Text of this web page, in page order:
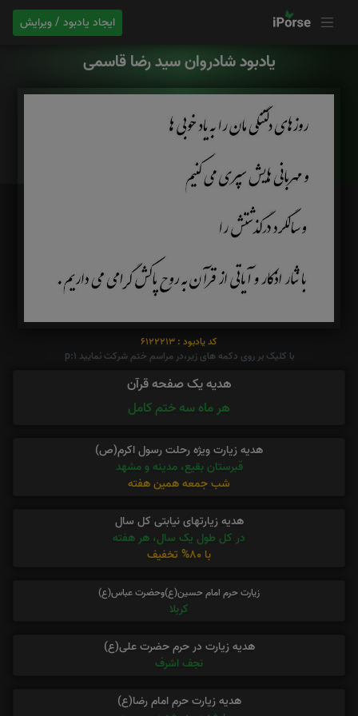
ایجاد یادبود / ویرایش
یادبود شادروان سید رضا قاسمی
کد یادبود : 6122213
با کلیک بر روی دکمه های زیر،در مراسم ختم شرکت نمایید p:1
هدیه یک صفحه قرآن
هر ماه سه ختم کامل
هدیه زیارت ویژه رحلت رسول اکرم(ص)
قبرستان بقیع، مدینه و مشهد
شب جمعه همین هفته
هدیه زیارتهای نیابتی کل سال
در کل طول یک سال، هر هفته
با 80% تخفیف
زیارت حرم امام حسین(ع)وحضرت عباس(ع)
کربلا
هدیه زیارت در حرم حضرت علی(ع)
نجف اشرف
هدیه زیارت حرم امام رضا(ع)